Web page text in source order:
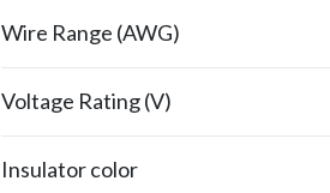
Wire Range (AWG)
Voltage Rating (V)
Insulator color